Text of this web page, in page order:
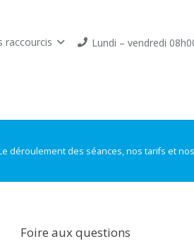
raccourcis Lundi – vendredi
déroulement des séances, nos tarifs et
Foire aux questions